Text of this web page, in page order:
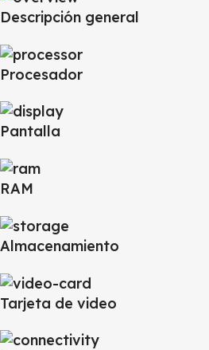
Descripción general
Procesador
Pantalla
RAM
Almacenamiento
Tarjeta de video